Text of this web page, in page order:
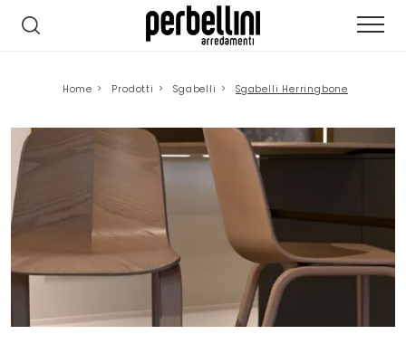
Home > Prodotti > Sgabelli > Sgabelli Herringbone